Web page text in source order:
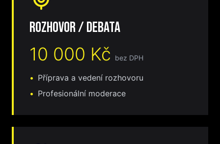
Rozhovor / debata
10 000 Kč bez DPH
• Příprava a vedení rozhovoru
• Profesionální moderace